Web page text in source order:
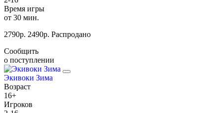
Время игры
от 30 мин.
2790р. 2490р. Распродано
Сообщить
о поступлении
Экивоки Зима
Возраст
16+
Игроков